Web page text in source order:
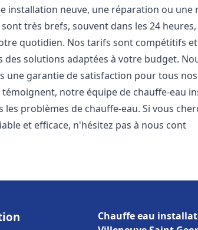
installation neuve, une réparation ou une
très brefs, souvent dans les 24
quotidien. Nos tarifs sont compétitifs et
solutions adaptées à votre budget.
garantie de satisfaction pour tous nos
témoignent, notre équipe de chauffe-eau
problèmes de chauffe-eau. Si vous
et efficace, n'hésitez pas à nous cont
Chauffe eau